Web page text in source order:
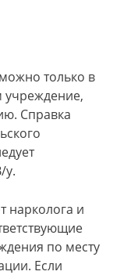
только в
учреждение,
Справка
у.
нарколога и
по месту
Если